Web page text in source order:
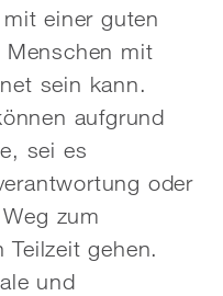
einer guten
mit
sein kann.
aufgrund
sei es
oder
zum
gehen.
und